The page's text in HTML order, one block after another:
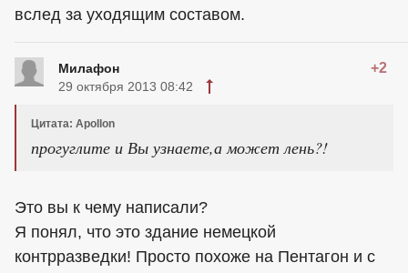
вслед за уходящим составом.
Милафон +2
29 октября 2013 08:42
Цитата: Apollon
прогуглите и Вы узнаете,а может лень?!
Это вы к чему написали?
Я понял, что это здание немецкой
контрразведки! Просто похоже на Пентагон и с